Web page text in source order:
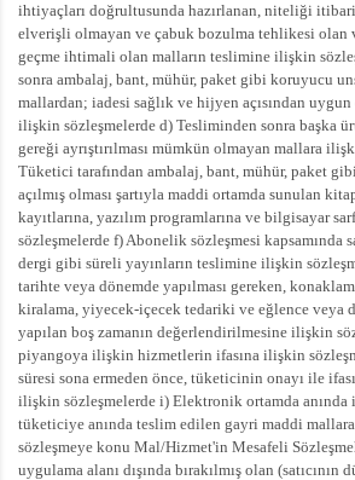
ihtiyaçları doğrultusunda hazırlanan, niteliği
elverişli olmayan ve çabuk bozulma tehlikesi olan
geçme ihtimali olan malların teslimine ilişkin
sonra ambalaj, bant, mühür, paket gibi koruyucu
mallardan; iadesi sağlık ve hijyen açısından
ilişkin sözleşmelerde d) Tesliminden sonra başka
gereği ayrıştırılması mümkün olmayan mallara
Tüketici tarafından ambalaj, bant, mühür, paket
açılmış olması şartıyla maddi ortamda sunulan
kayıtlarına, yazılım programlarına ve bilgisayar
sözleşmelerde f) Abonelik sözleşmesi kapsamında
dergi gibi süreli yayınların teslimine ilişkin
tarihte veya dönemde yapılması gereken,
kiralama, yiyecek-içecek tedariki ve eğlence veya
yapılan boş zamanın değerlendirilmesine ilişkin
piyangoya ilişkin hizmetlerin ifasına ilişkin
süresi sona ermeden önce, tüketicinin onayı ile
ilişkin sözleşmelerde i) Elektronik ortamda
tüketiciye anında teslim edilen gayri maddi
sözleşmeye konu Mal/Hizmet'in Mesafeli
uygulama alanı dışında bırakılmış olan